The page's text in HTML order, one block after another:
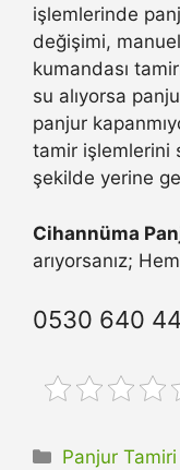
işlemlerinde
değişimi,
kumandası
su alıyorsa
panjur
tamir işlemlerini
şekilde yerine
Cihannüma
arıyorsanız;
0530 640
Kategoriler
Panjur Tamiri